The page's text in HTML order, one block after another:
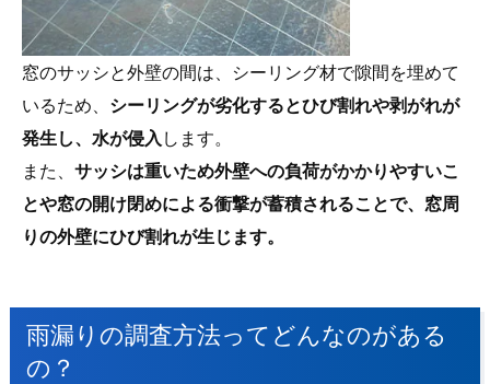
窓のサッシと外壁の間は、シーリング材で隙間を埋めて
いるため、 シーリングが劣化するとひび割れや剥がれが
発生し、水が侵入 します。
また、サッシは重いため外壁への負荷がかかりやすいこ
とや窓の開け閉めによる衝撃が蓄積されることで、窓周
りの外壁にひび割れが生じます。
雨漏りの調査方法ってどんなのがある
の？